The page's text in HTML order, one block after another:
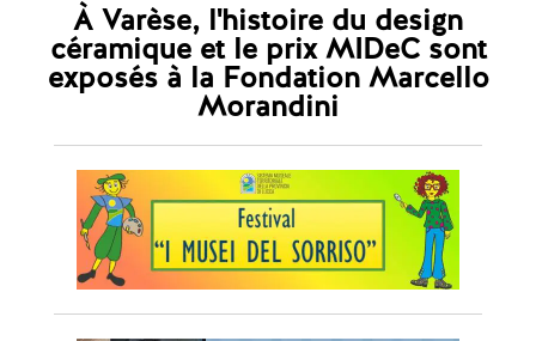
À Varèse, l'histoire du design
céramique et le prix MIDeC sont
exposés à la Fondation Marcello
Morandini